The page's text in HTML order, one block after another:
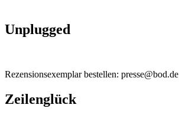
Unplugged
Rezensionsexemplar bestellen: presse@bod.de
Zeilenglück